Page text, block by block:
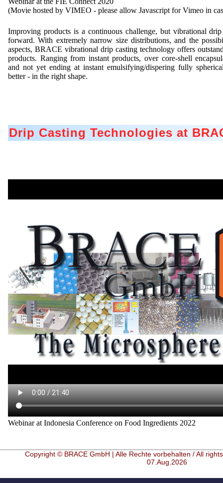
(Movie hosted by VIMEO - please allow Javascript for Vimeo in
Improving products is a continuous challenge, but vibrational
forward. With extremely narrow size distributions, and the
aspects, BRACE vibrational drip casting technology offers
products. Ranging from instant products, over core-shell
and not yet ending at instant emulsifying/dispering fully
better - in the right shape.
Drip Casting Technologies at
Webinar at Indonesia Conference on Food Ingredients 2022
Copyright © BRACE GmbH | Alle Rechte vorbehalten / All
07.Aug.2026